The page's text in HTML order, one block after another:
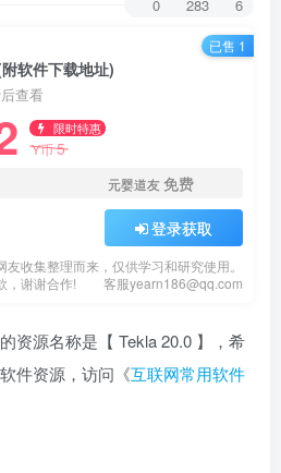
0 283 6
软件下载地址)
查看
限时特惠
Y币5
元婴道友免费
登录获取
友收集整理而来，仅供学习和研究使用。
，谢谢合作!
客服yearn186@qq.com
已售 1
资源名称是【 ​Tekla 20.0 】，希
件资源，访问《互联网常用软件